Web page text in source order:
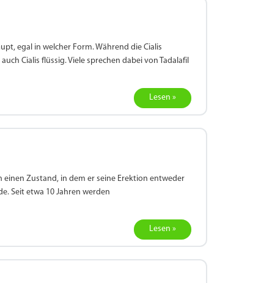
egal in welcher Form. Während die Cialis
Cialis flüssig. Viele sprechen dabei von Tadalafil
Lesen »
Zustand, in dem er seine Erektion entweder
Seit etwa 10 Jahren werden
Lesen »